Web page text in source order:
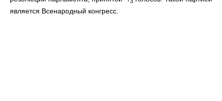
является Всенародный конгресс.